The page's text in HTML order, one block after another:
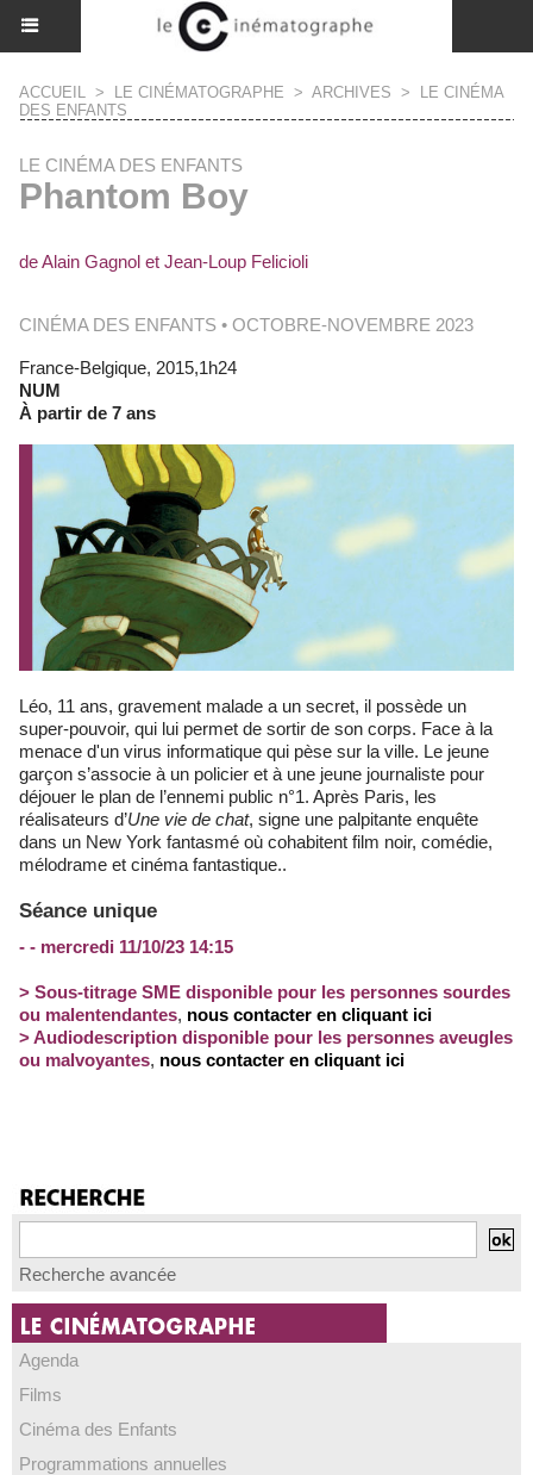
ACCUEIL > LE CINÉMATOGRAPHE > ARCHIVES >
LE CINÉMA
DES ENFANTS
LE CINÉMA DES ENFANTS
Phantom Boy
de Alain Gagnol et Jean-Loup Felicioli
CINÉMA DES ENFANTS • OCTOBRE-NOVEMBRE 2023
France-Belgique, 2015,1h24
NUM
À partir de 7 ans
Léo, 11 ans, gravement malade a un secret, il possède un
super-pouvoir, qui lui permet de sortir de son corps. Face à la
menace d'un virus informatique qui pèse sur la ville. Le jeune
garçon s’associe à un policier et à une jeune journaliste pour
déjouer le plan de l’ennemi public n°1. Après Paris, les
réalisateurs d’Une vie de chat, signe une palpitante enquête
dans un New York fantasmé où cohabitent film noir, comédie,
mélodrame et cinéma fantastique..
Séance unique
- - mercredi 11/10/23 14:15
> Sous-titrage SME disponible pour les personnes sourdes
ou malentendantes, nous contacter en cliquant ici
> Audiodescription disponible pour les personnes aveugles
ou malvoyantes, nous contacter en cliquant ici
Recherche avancée
Agenda
Films
Cinéma des Enfants
Programmations annuelles